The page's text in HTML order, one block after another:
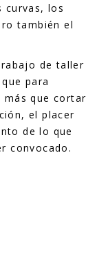
curvas, los
también el
de taller
para
más que cortar
el placer
de lo que
convocado.